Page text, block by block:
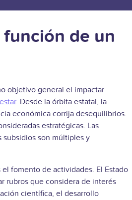
función de un
objetivo general el impactar
. Desde la órbita estatal, la
económica corrija desequilibrios.
estratégicas. Las
subsidios son múltiples y
fomento de actividades. El Estado
rubros que considera de interés
científica, el desarrollo